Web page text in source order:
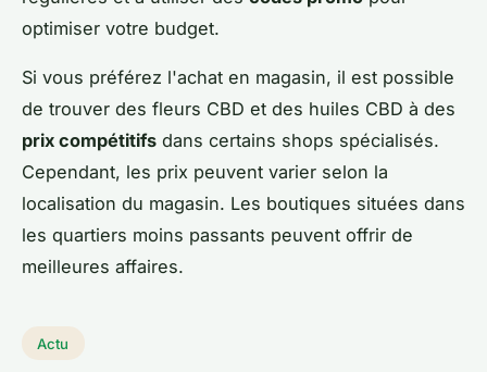
optimiser votre budget.
Si vous préférez l'achat en magasin, il est possible
de trouver des fleurs CBD et des huiles CBD à des
prix compétitifs dans certains shops spécialisés.
Cependant, les prix peuvent varier selon la
localisation du magasin. Les boutiques situées dans
les quartiers moins passants peuvent offrir de
meilleures affaires.
Actu